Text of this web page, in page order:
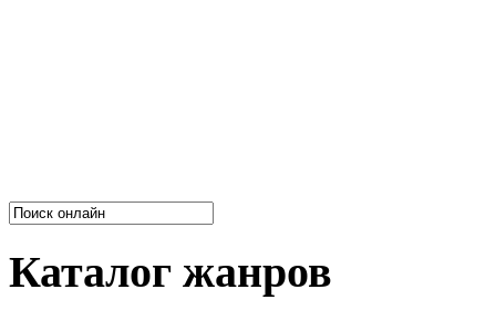
Каталог жанров